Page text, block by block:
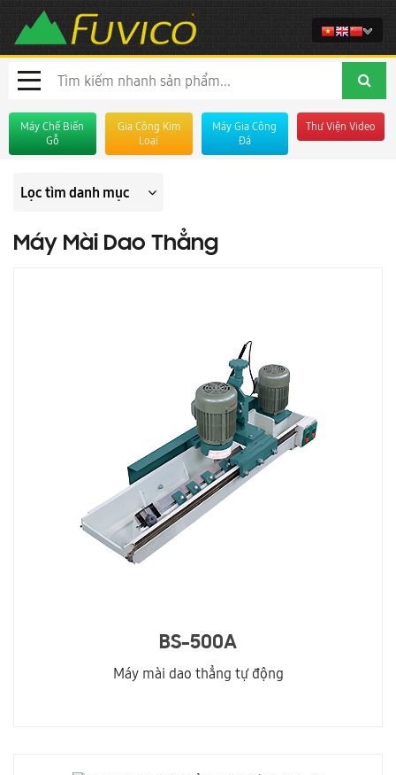
Máy Chế Biến
Gỗ
Gia Công Kim
Loại
Máy Gia Công
Đá
Thư Viện Video
Lọc tìm danh mục
Máy Mài Dao Thẳng
BS-500A
Máy mài dao thẳng tự động